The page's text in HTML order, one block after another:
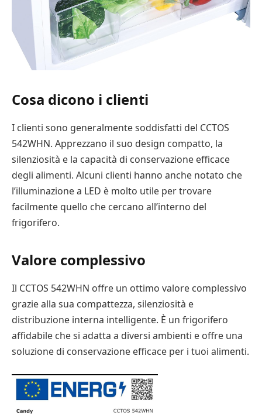
Cosa dicono i clienti
I clienti sono generalmente soddisfatti del CCTOS
542WHN. Apprezzano il suo design compatto, la
silenziosità e la capacità di conservazione efficace
degli alimenti. Alcuni clienti hanno anche notato che
l’illuminazione a LED è molto utile per trovare
facilmente quello che cercano all’interno del
frigorifero.
Valore complessivo
Il CCTOS 542WHN offre un ottimo valore complessivo
grazie alla sua compattezza, silenziosità e
distribuzione interna intelligente. È un frigorifero
affidabile che si adatta a diversi ambienti e offre una
soluzione di conservazione efficace per i tuoi alimenti.